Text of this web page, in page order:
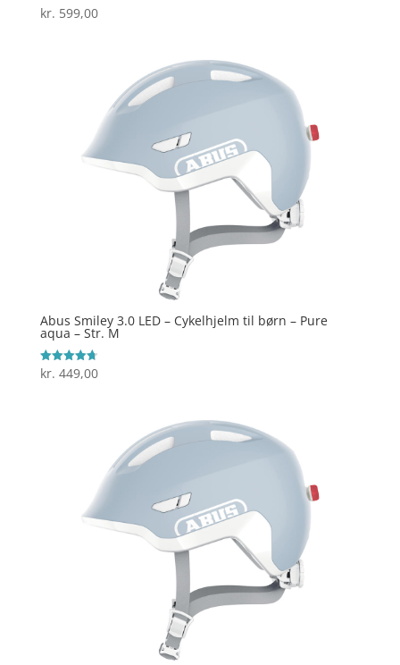
Vurderet
4.4
kr. 599,00
Abus Smiley 3.0 LED – Cykelhjelm til børn – Pure
aqua – Str. M
Vurderet
4.7
kr. 449,00